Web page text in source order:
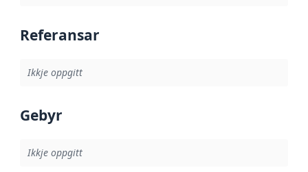
Referansar
Ikkje oppgitt
Gebyr
Ikkje oppgitt